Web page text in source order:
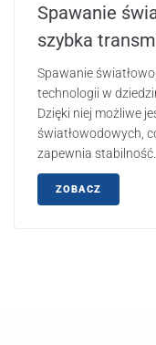
Spawanie
szybka
Spawanie
technologii w
Dzięki niej możliwe
światłowodowych,
zapewnia stabilność...
ZOBACZ